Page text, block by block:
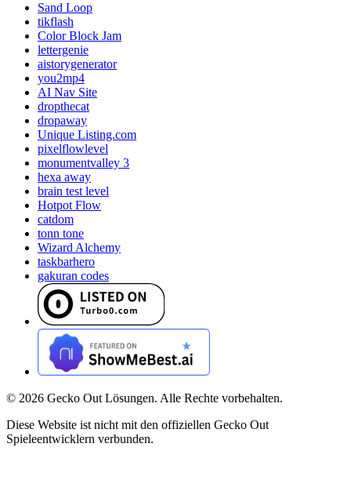
Sand Loop
tikflash
Color Block Jam
lettergenie
aistorygenerator
you2mp4
AI Nav Site
dropthecat
dropaway
Unique Listing.com
pixelflowlevel
monumentvalley 3
hexa away
brain test level
Hotpot Flow
catdom
tonn tone
Wizard Alchemy
taskbarhero
gakuran codes
© 2026 Gecko Out Lösungen. Alle Rechte vorbehalten.
Diese Website ist nicht mit den offiziellen Gecko Out
Spieleentwicklern verbunden.